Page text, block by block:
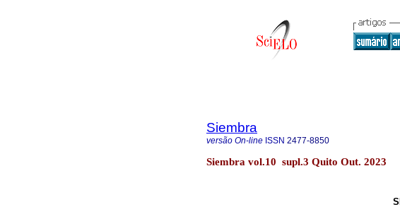
Siembra
versão On-line ISSN 2477-8850
Siembra vol.10 supl.3 Quito Out. 2023